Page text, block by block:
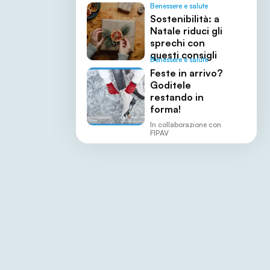
Benessere e salute
Sostenibilità: a
Natale riduci gli
sprechi con
questi consigli
Benessere e salute
Feste in arrivo?
Goditele
restando in
forma!
In collaborazione con
FIPAV